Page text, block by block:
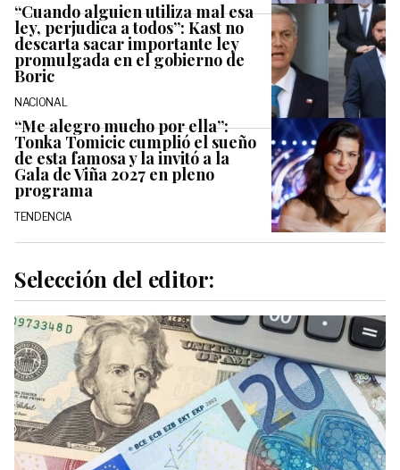
“Cuando alguien utiliza mal esa
ley, perjudica a todos”: Kast no
descarta sacar importante ley
promulgada en el gobierno de
Boric
NACIONAL
“Me alegro mucho por ella”:
Tonka Tomicic cumplió el sueño
de esta famosa y la invitó a la
Gala de Viña 2027 en pleno
programa
TENDENCIA
Selección del editor: